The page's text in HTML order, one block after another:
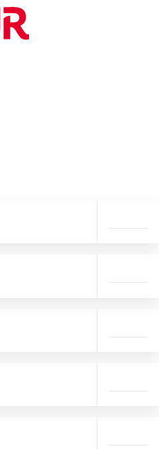
OFERTE DE NERATAT